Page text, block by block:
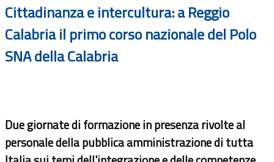
Cittadinanza e intercultura: a Reggio
Calabria il primo corso nazionale del Polo
SNA della Calabria
Due giornate di formazione in presenza rivolte al
personale della pubblica amministrazione di tutta